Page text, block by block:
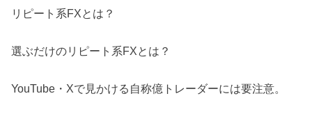
リピート系FXとは？
選ぶだけのリピート系FXとは？
YouTube・Xで見かける自称億トレーダーには要注意。